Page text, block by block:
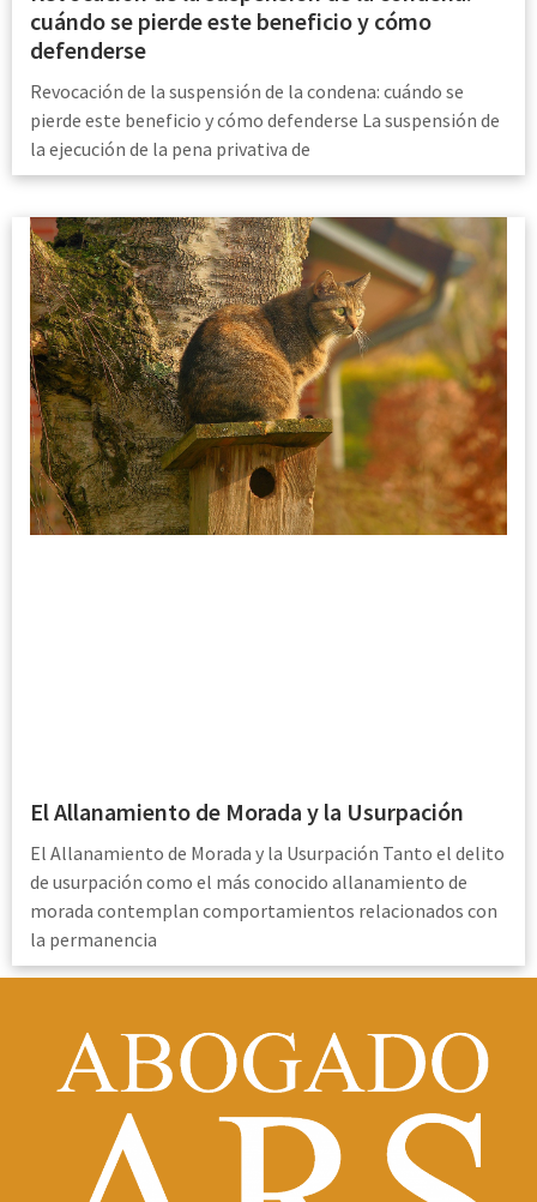
cuándo se pierde este beneficio y cómo
defenderse
Revocación de la suspensión de la condena: cuándo se
pierde este beneficio y cómo defenderse La suspensión de
la ejecución de la pena privativa de
El Allanamiento de Morada y la Usurpación
El Allanamiento de Morada y la Usurpación Tanto el delito
de usurpación como el más conocido allanamiento de
morada contemplan comportamientos relacionados con
la permanencia